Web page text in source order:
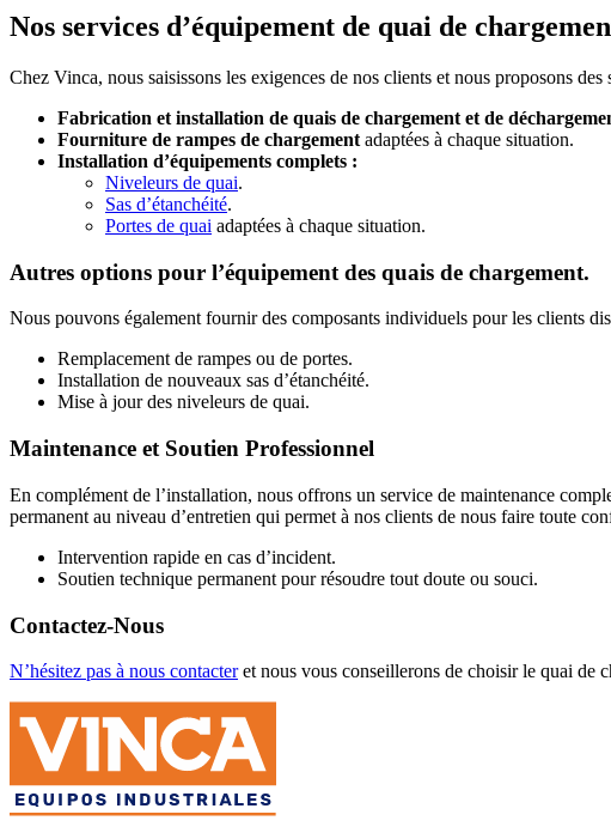
Nos services d’équipement de quai de
Chez Vinca, nous saisissons les exigences de nos clients et nous proposons
Fabrication et installation de quais de chargement et de
Fourniture de rampes de chargement adaptées à chaque situation.
Installation d’équipements complets :
Niveleurs de quai.
Sas d’étanchéité.
Portes de quai adaptées à chaque situation.
Autres options pour l’équipement des quais de chargement.
Nous pouvons également fournir des composants individuels pour les clients
Remplacement de rampes ou de portes.
Installation de nouveaux sas d’étanchéité.
Mise à jour des niveleurs de quai.
Maintenance et Soutien Professionnel
En complément de l’installation, nous offrons un service de maintenance
permanent au niveau d’entretien qui permet à nos clients de nous faire toute
Intervention rapide en cas d’incident.
Soutien technique permanent pour résoudre tout doute ou souci.
Contactez-Nous
N’hésitez pas à nous contacteret nous vous conseillerons de choisir le quai de